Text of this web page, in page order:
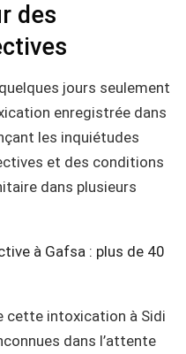
des
jours seulement
enregistrée dans
les inquiétudes
et des conditions
dans plusieurs
à Gafsa : plus de 40
cette intoxication à Sidi
dans l’attente